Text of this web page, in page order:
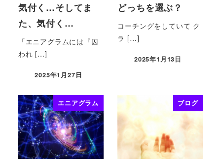
気付く…そしてま
た、気付く…
「エニアグラムには『囚
われ […]
2025年1月27日
どっちを選ぶ？
コーチングをしていて ク
ラ […]
2025年1月13日
エニアグラム ブログ